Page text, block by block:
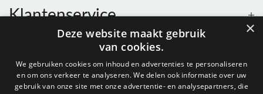
Klantenservice
Openingstijden
×
Deze website maakt gebruik
van cookies.
We gebruiken cookies om inhoud en advertenties te personaliseren
en om ons verkeer te analyseren. We delen ook informatie over uw
gebruik van onze site met onze advertentie- en analysepartners, die